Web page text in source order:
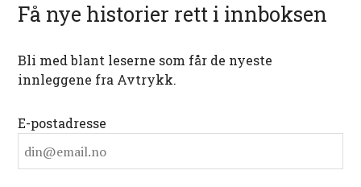
Få nye historier rett i innboksen
Bli med blant leserne som får de nyeste
innleggene fra Avtrykk.
E-postadresse